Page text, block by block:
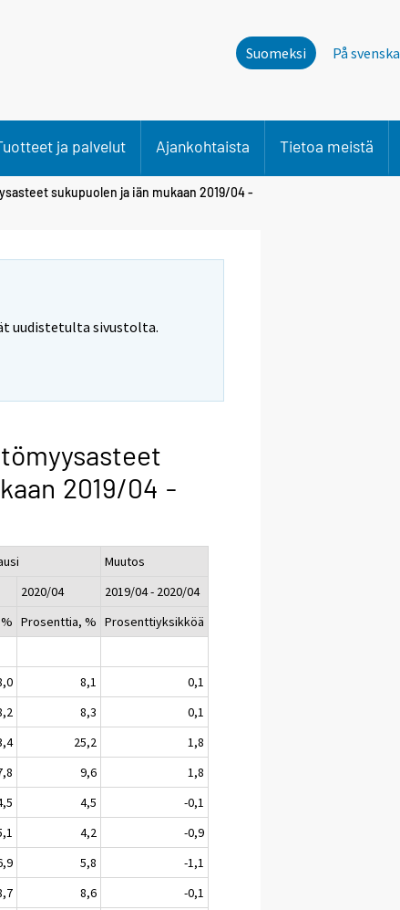
Suomeksi På svenska
ja palvelut Ajankohtaista Tietoa meistä
sukupuolen ja iän mukaan 2019/04 -
uudistetulta sivustolta.
2019/04 -
Muutos
2020/04
2019/04 - 2020/04
Prosenttia, % Prosenttiyksikköä
8,1
0,1
8,3
0,1
25,2
1,8
9,6
1,8
4,5
-0,1
4,2
-0,9
5,8
-1,1
8,6
-0,1